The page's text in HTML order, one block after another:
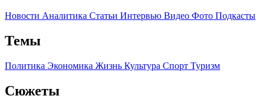
Новости Аналитика Статьи Интервью Видео Фото Подкасты
Темы
Политика Экономика Жизнь Культура Спорт Туризм
Сюжеты